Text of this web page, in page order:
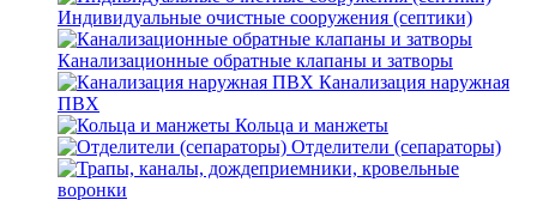
Индивидуальные очистные сооружения (септики)
Канализационные обратные клапаны и затворы
Канализация наружная
ПВХ
Кольца и манжеты
Отделители (сепараторы)